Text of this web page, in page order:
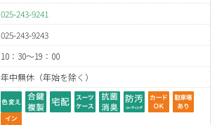
025-243-9241
025-243-9243
10：30～19：00
年中無休（年始を除く）